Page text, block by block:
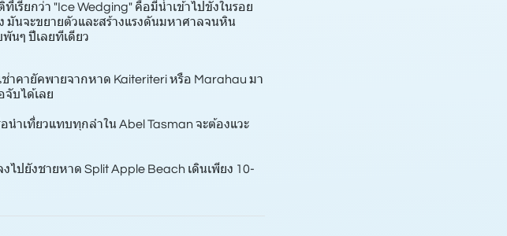
รียกว่า "Ice Wedging" คือมีน้ำเข้าไปขังในรอย
นจะขยายตัวและสร้างแรงดันมหาศาลจนหิน
นๆ ปีเลยทีเดียว
าคายัคพายจากหาด Kaiteriteri หรือ Marahau มา
บได้เลย
นำเที่ยวแทบทุกลำใน Abel Tasman จะต้องแวะ
ไปยังชายหาด Split Apple Beach เดินเพียง 10-